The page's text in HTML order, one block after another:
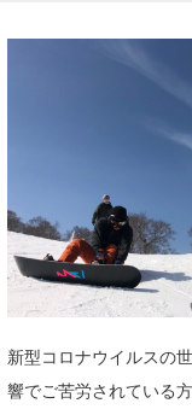
新型コロナウイルスの
響でご苦労されている
沖縄